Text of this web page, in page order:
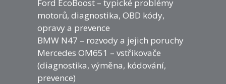
Ford EcoBoost – typické problémy
motorů, diagnostika, OBD kódy,
opravy a prevence
BMW N47 – rozvody a jejich poruchy
Mercedes OM651 – vstřikovače
(diagnostika, výměna, kódování,
prevence)